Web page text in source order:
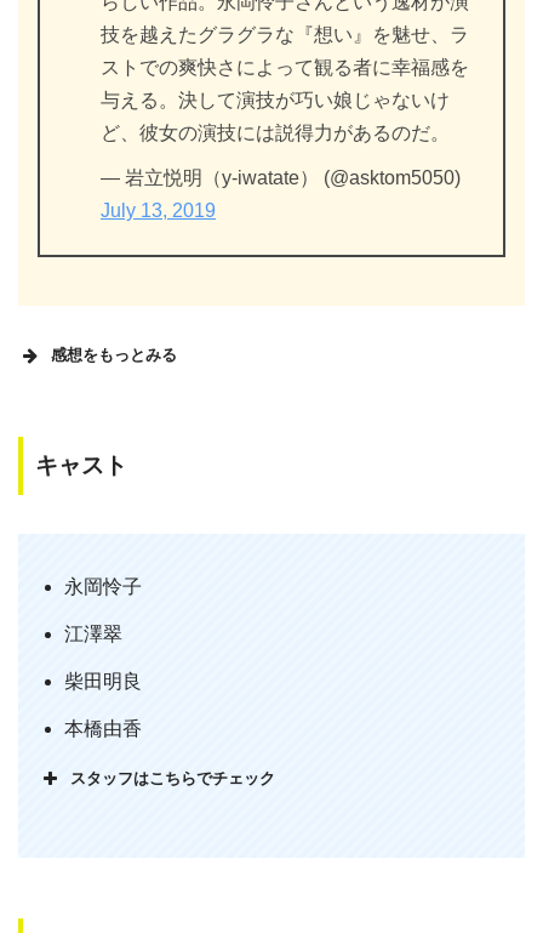
技を越えたグラグラな『想い』を魅せ、ラ
ストでの爽快さによって観る者に幸福感を
与える。決して演技が巧い娘じゃないけ
ど、彼女の演技には説得力があるのだ。
— 岩立悦明（y-iwatate） (@asktom5050)
July 13, 2019
感想をもっとみる
以上に話がしっかりしていてよい映画。
ら前に進む主人公を上手く演じて魅せ
８日まで。時間があればぜひ。
— にいかと（nii-kato） (@nii_kato)
キャスト
永岡怜子
江澤翠
柴田明良
本橋由香
スタッフはこちらでチェック